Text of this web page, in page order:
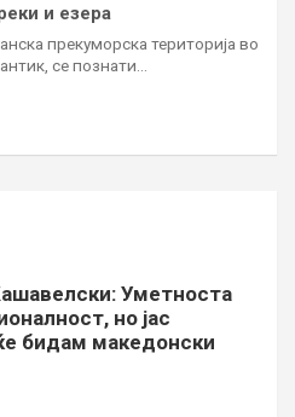
и езера
прекуморска територија во
се познати…
Уметноста
но јас
бидам македонски